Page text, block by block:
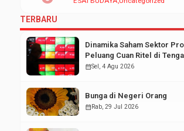
TERBARU
Dinamika Saham Sektor
Peluang Cuan Ritel di
Pasar Modal
calendar_monthSel, 4 Agu 2026
Bunga di Negeri Orang
calendar_monthRab, 29 Jul 2026